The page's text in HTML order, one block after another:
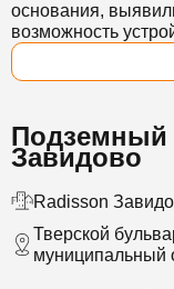
основания,
возможность
Подземный
Завидово
Radisson
Тверской
муниципальный